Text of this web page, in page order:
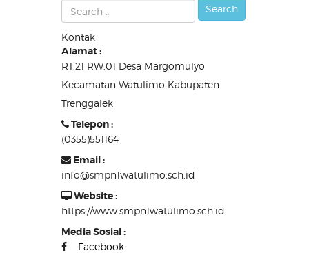
Kontak
Alamat :
RT.21 RW.01 Desa Margomulyo
Kecamatan Watulimo Kabupaten
Trenggalek
Telepon :
(0355)551164
Email :
info@smpn1watulimo.sch.id
Website :
https://www.smpn1watulimo.sch.id
Media Sosial :
Facebook